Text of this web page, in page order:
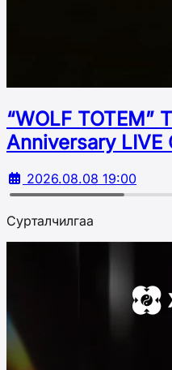
“WOLF TOTEM”
Аnniversary LIVE
2026.08.08 19:00
Сурталчилгаа